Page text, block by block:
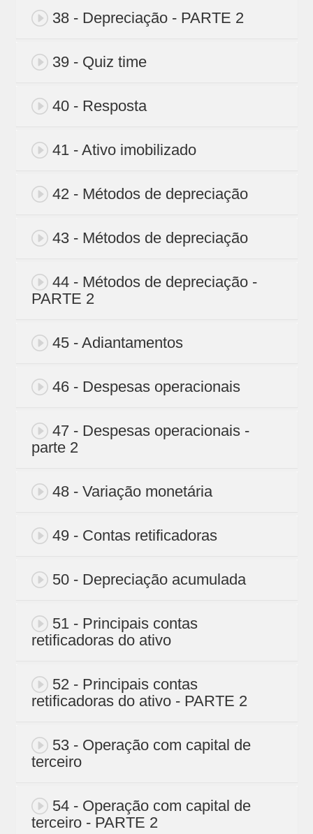
38 - Depreciação - PARTE 2
39 - Quiz time
40 - Resposta
41 - Ativo imobilizado
42 - Métodos de depreciação
43 - Métodos de depreciação
44 - Métodos de depreciação -
PARTE 2
45 - Adiantamentos
46 - Despesas operacionais
47 - Despesas operacionais -
parte 2
48 - Variação monetária
49 - Contas retificadoras
50 - Depreciação acumulada
51 - Principais contas
retificadoras do ativo
52 - Principais contas
retificadoras do ativo - PARTE 2
53 - Operação com capital de
terceiro
54 - Operação com capital de
terceiro - PARTE 2